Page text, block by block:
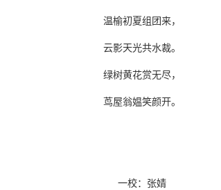
温榆初夏组团来，
云影天光共水裁。
绿树黄花赏无尽，
茑屋翁媪笑颜开。
一校：张婧